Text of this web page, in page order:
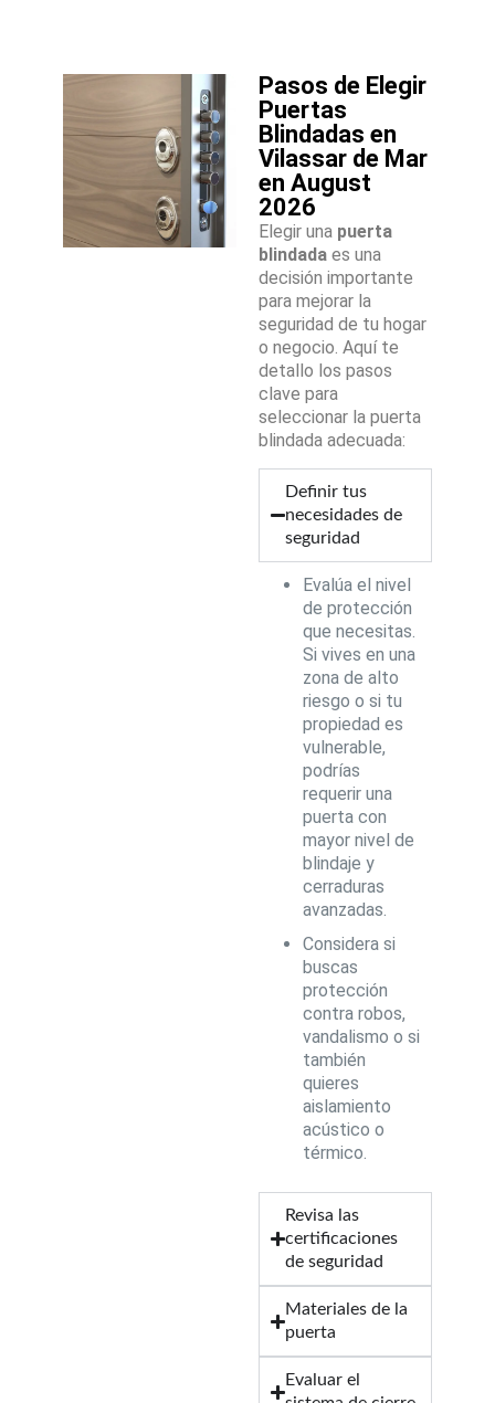
Pasos de Elegir
Puertas
Blindadas en
Vilassar de Mar
en August
2026
Elegir una puerta
blindada es una
decisión importante
para mejorar la
seguridad de tu hogar
o negocio. Aquí te
detallo los pasos
clave para
seleccionar la puerta
blindada adecuada:
Definir tus
necesidades de
seguridad
Evalúa el nivel
de protección
que necesitas.
Si vives en una
zona de alto
riesgo o si tu
propiedad es
vulnerable,
podrías
requerir una
puerta con
mayor nivel de
blindaje y
cerraduras
avanzadas.
Considera si
buscas
protección
contra robos,
vandalismo o si
también
quieres
aislamiento
acústico o
térmico.
Revisa las
certificaciones
de seguridad
Materiales de la
puerta
Evaluar el